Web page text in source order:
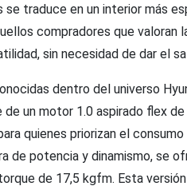
traduce en un interior más
compradores que valoran
sin necesidad de dar el
dentro del universo
un motor 1.0 aspirado flex de
quienes priorizan el
de potencia y dinamismo, se
de 17,5 kgfm. Esta